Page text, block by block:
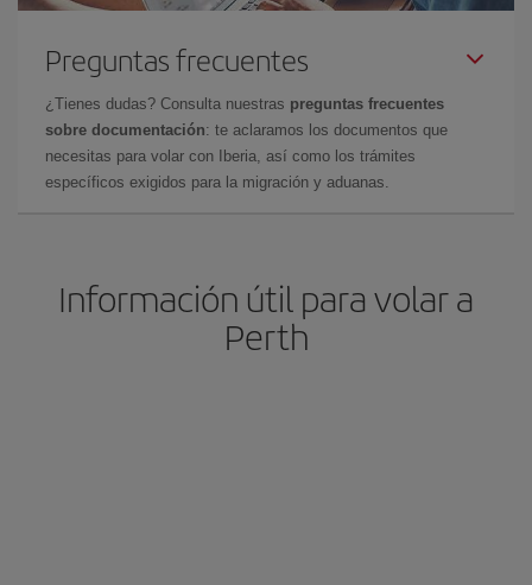
Preguntas frecuentes
¿Tienes dudas? Consulta nuestras preguntas frecuentes
sobre documentación: te aclaramos los documentos que
necesitas para volar con Iberia, así como los trámites
específicos exigidos para la migración y aduanas.
Información útil para volar a
Perth